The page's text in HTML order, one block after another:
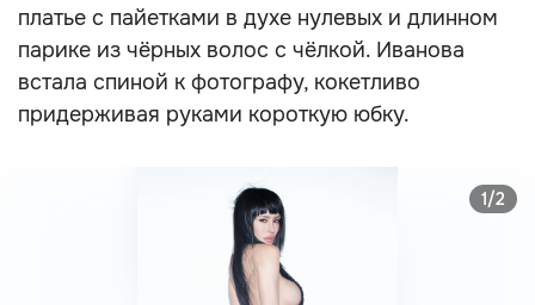
платье с пайетками в духе нулевых и длинном
парике из чёрных волос с чёлкой. Иванова
встала спиной к фотографу, кокетливо
придерживая руками короткую юбку.
1/2